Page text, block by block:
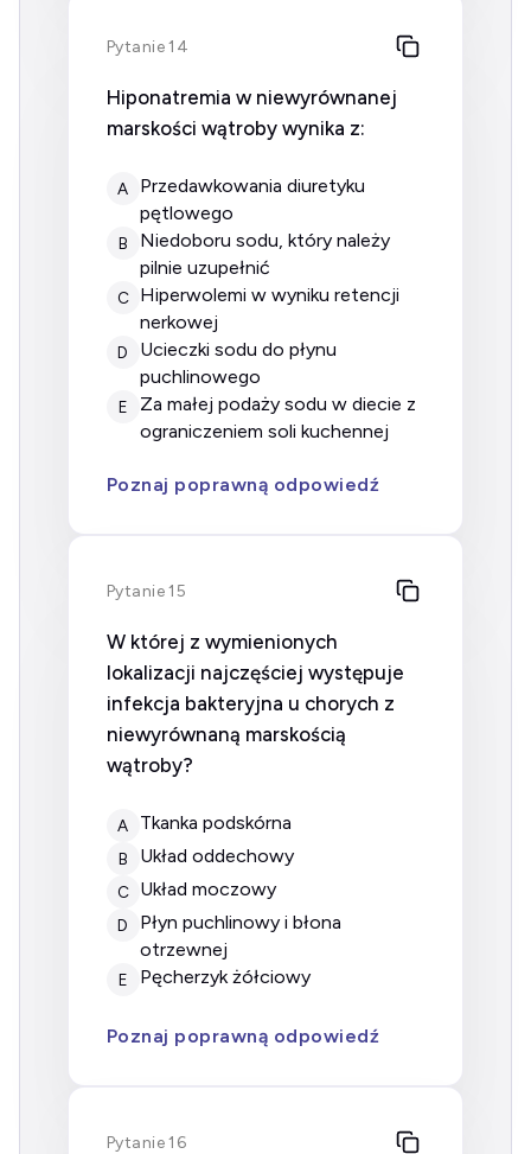
Pytanie 14
Hiponatremia w niewyrównanej
marskości wątroby wynika z:
A
Przedawkowania diuretyku
pętlowego
B
Niedoboru sodu, który należy
pilnie uzupełnić
C
Hiperwolemi w wyniku retencji
nerkowej
D
Ucieczki sodu do płynu
puchlinowego
E
Za małej podaży sodu w diecie z
ograniczeniem soli kuchennej
Poznaj poprawną odpowiedź
Pytanie 15
W której z wymienionych
lokalizacji najczęściej występuje
infekcja bakteryjna u chorych z
niewyrównaną marskością
wątroby?
A Tkanka podskórna
B Układ oddechowy
C Układ moczowy
D
Płyn puchlinowy i błona
otrzewnej
E Pęcherzyk żółciowy
Poznaj poprawną odpowiedź
Pytanie 16